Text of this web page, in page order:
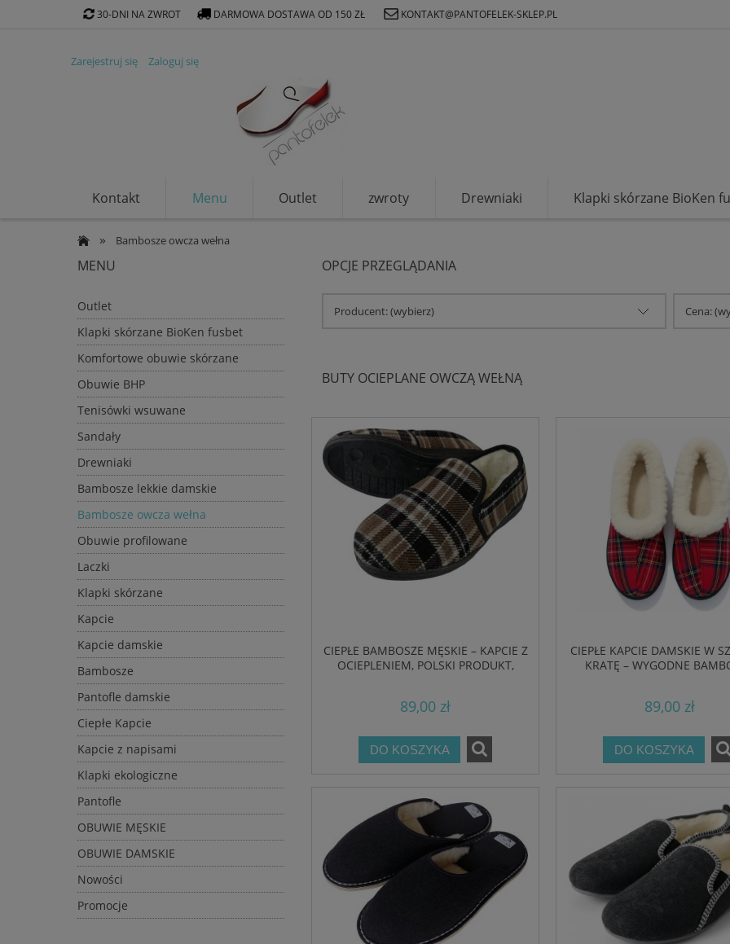
Zarejestruj się Zaloguj się
Kontakt Menu Outlet zwroty Drewniaki Klapki skórzane BioKen
Klapki ekologiczne
» Bambosze owcza wełna
30-DNI NA ZWROT DARMOWA DOSTAWA OD 150 ZŁ KONTAKT@PANTOFELEK-SKLEP.PL
MENU
Outlet
Klapki skórzane BioKen fusbet
Komfortowe obuwie skórzane
Obuwie BHP
Tenisówki wsuwane
Sandały
Drewniaki
Bambosze lekkie damskie
Bambosze owcza wełna
Obuwie profilowane
Laczki
Klapki skórzane
Kapcie
Kapcie damskie
Bambosze
Pantofle damskie
Ciepłe Kapcie
Kapcie z napisami
Klapki ekologiczne
Pantofle
OBUWIE MĘSKIE
OBUWIE DAMSKIE
Nowości
Promocje
OPCJE PRZEGLĄDANIA
Producent: (wybierz) Cena:
BUTY OCIEPLANE OWCZĄ WEŁNĄ
CIEPŁE BAMBOSZE MĘSKIE – KAPCIE Z
OCIEPLENIEM, POLSKI PRODUKT,
89,00 zł
DO KOSZYKA
CIEPŁE KAPCIE DAMSKIE W
KRATĘ – WYGODNE
89,00 zł
DO KOSZYKA